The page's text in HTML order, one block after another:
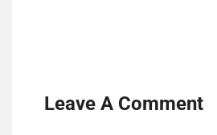
Leave A Comment